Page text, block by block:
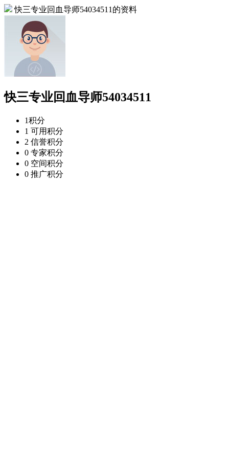
快三专业回血导师54034511的资料
快三专业回血导师54034511
1积分
1 可用积分
2 信誉积分
0 专家积分
0 空间积分
0 推广积分